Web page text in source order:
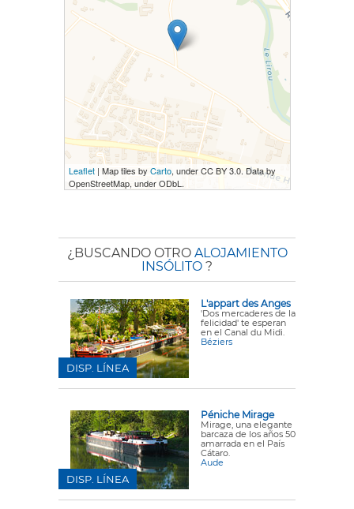
Leaflet| Map tiles byCarto, under CC BY 3.0. Data by
OpenStreetMap, under ODbL.
¿BUSCANDO OTRO ALOJAMIENTO
INSÓLITO ?
L'appart des Anges
'Dos mercaderes de la
felicidad' te esperan
en el Canal du Midi.
Béziers
DISP. LÍNEA
Péniche Mirage
Mirage, una elegante
barcaza de los años 50
amarrada en el País
Cátaro.
Aude
DISP. LÍNEA